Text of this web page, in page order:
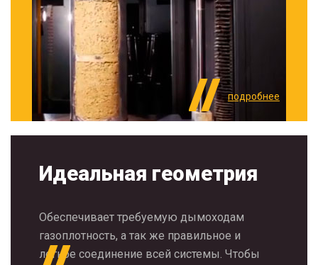
подробнее
Идеальная геометрия
Обеспечивает требуемую дымоходам
газоплотность, а так же правильное и
легкое соединение всей системы. Чтобы